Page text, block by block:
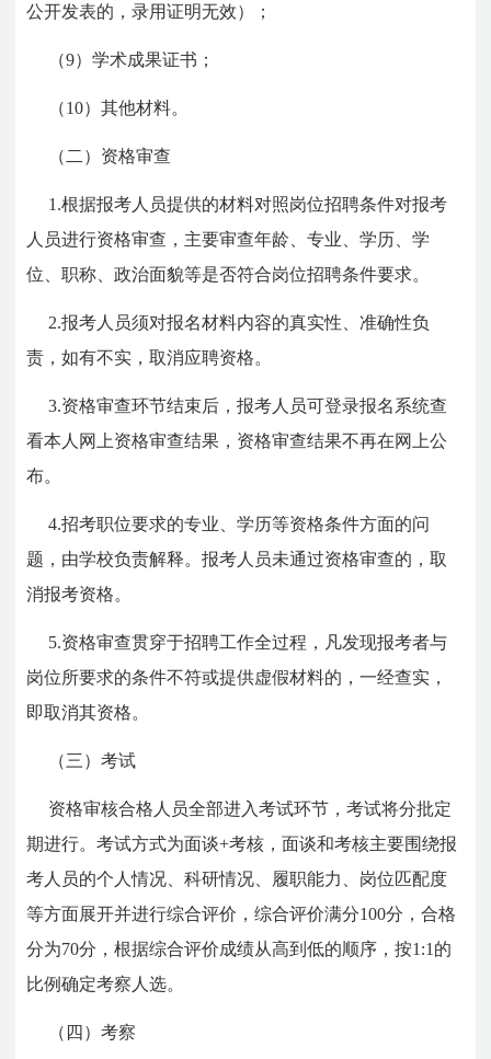
公开发表的，录用证明无效）；
（9）学术成果证书；
（10）其他材料。
（二）资格审查
1.根据报考人员提供的材料对照岗位招聘条件对报考
人员进行资格审查，主要审查年龄、专业、学历、学
位、职称、政治面貌等是否符合岗位招聘条件要求。
2.报考人员须对报名材料内容的真实性、准确性负
责，如有不实，取消应聘资格。
3.资格审查环节结束后，报考人员可登录报名系统查
看本人网上资格审查结果，资格审查结果不再在网上公
布。
4.招考职位要求的专业、学历等资格条件方面的问
题，由学校负责解释。报考人员未通过资格审查的，取
消报考资格。
5.资格审查贯穿于招聘工作全过程，凡发现报考者与
岗位所要求的条件不符或提供虚假材料的，一经查实，
即取消其资格。
（三）考试
资格审核合格人员全部进入考试环节，考试将分批定
期进行。考试方式为面谈+考核，面谈和考核主要围绕报
考人员的个人情况、科研情况、履职能力、岗位匹配度
等方面展开并进行综合评价，综合评价满分100分，合格
分为70分，根据综合评价成绩从高到低的顺序，按1:1的
比例确定考察人选。
（四）考察